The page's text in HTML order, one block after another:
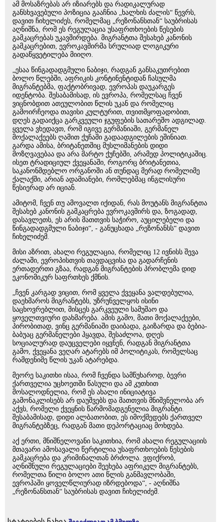
ამ მოსაზრებას არ იზიარებს და რადიკალურად
განსხვავებული პოზიცია გააჩნია „ხალხის ძალის“ წევრს,
დავით ჩიხელიძეს, რომელმაც „რეზონანსთან“ საუბრისას
აღნიშნა, რომ ეს რეგულაცია უსაფრთხოების წესების
გამკაცრებას უკავშირდება. მიგრანტთა შესახებ კანონის
გამკაცრებით, ევროკავშირმა სრულიად ლოგიკური
გადაწყვეტილება მიიღო.
„ესაა წინგადადგმული ნაბიჯი, რადგან განსაკუთრებით
ბოლო წლებში, აფრიკის კონტინენტიდან ჩასულმა
მიგრანტებმა, ფაქტობრივად, ევროპას დაუკარგეს
იდენტობა. შესაბამისად, ის ევროპა, რომელსაც ჩვენ
ვიცნობდით ათეულობით წლის უკან და რომელიც
გამოირჩეოდა თავისი კულტურით, თვითმყოფადობით,
დღეს გადაიქცა გარკვეული ჯგუფების სათარეშო ადგილად.
ყველა ვხედავთ, რომ იგივე გერმანიაში, გერმანელ
მოქალაქეებს ღამით ქუჩაში გადაადგილების ეშინიათ.
გარდა ამისა, ბრიტანეთშიც მუსლიმანების დიდი
მოზღვავებაა და არა მარტო ქუჩებში, არამედ პოლიტიკაშიც.
ისეთ ტრადიციულ ქვეყანაში, როგორც ბრიტანეთია,
საკანონმდებლო ორგანოში ან თუნდაც მერად რომელიმე
ქალაქში, არიან ადამიანები, რომლებმაც ინგლისური
წესიერად არ იციან.
ამიტომ, ჩვენ თუ ამოვალთ იქიდან, რას მოუტანს მიგრანტთა
შესახებ კანონის გამკაცრება ევროკავშირს და, ზოგადად,
დასავლეთს, ეს არის მათთვის საჭირო, აუცილებელი და
წინგადადგმული ნაბიჯი“, - განუცხადა „რეზონანსს“ დავით
ჩიხელიძემ.
მისი აზრით, ახალი რეგულაცია, რომელიც 12 ივნისს შევა
ძალაში, ევროპისთვის თავდაცვისა და გადარჩენის
ერთადერთი გზაა, რადგან მიგრანტების პრობლემა დიდ
ეკონომიკურ საფრთხეს ქმნის.
„ჩვენ კარგად ვიცით, რომ ყველა ქვეყანა ვალდებულია,
დაეხმაროს მიგრანტებს, უზრუნველყოს ისინი
საცხოვრებლით, მისცეს გარკვეული სამუშაო და
ყოველთვიური დახმარება. ამის გამო, მათი მოქალაქეები,
პირობითად, ვინც გერმანიაში დაიბადა, გაიზარდა და ბებია-
ბაბუაც გერმანელები ჰყავდა, შესაძლოა, დღეს
სოციალურად დაუცველები იყვნენ, რადგან მიგრანტთა
გამო, ქვეყანა ვეღარ ატარებს იმ პოლიტიკას, რომელსაც
რამდენიმე წლის უკან ატარებდა.
მეორე საკითხი ისაა, რომ ჩვენდა სამწუხაროდ, ბევრი
ქართველია უცხოეთში წასული და ამ კუთხით
მოსალოდნელია, რომ ეს ახალი ინიციატივა
გამონაკლისებს არ დაუშვებს და მათთვის მნიშვნელობა არ
აქვს, რომელი ქვეყნის წარმომადგენელია მიგრანტი.
შესაბამისად, დიდი ალბათობით, ეს იმოქმედებს ქართველ
მიგრანტებზეც, რადგან მათი დეპორტაციაც მოხდება.
აქ ერთი, მნიშნელოვანი საკითხია, რომ ახალი რეგულაციის
მთავარი ამოსავალი წერტილია უსაფრთხოების წესების
გამკაცრება და კრიმინალთან ბრძოლა. ვფიქრობ,
აღნიშნული რეგულაციები შეეხება აფრიკელ მიგრანტებს,
რომელთა წილი ბოლო ათი წლის განმავლობაში,
ევროპაში ყოველწლიურად იზრდებოდა“, - აღნიშნა
„რეზონანსთან“ საუბრისას დავით ჩიხელიძემ.